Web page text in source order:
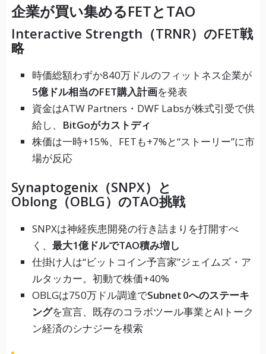
企業が買い集めるFETとTAO
Interactive Strength（TRNR）のFET戦
略
時価総額わずか840万ドルのフィットネス企業が
5億ドル相当のFET購入計画を発表
資金はATW Partners・DWF Labsが株式引受で供
給し、 BitGoがカストディ
株価は一時+15%、FETも+7%と“ストーリー”に市
場が反応
Synaptogenix（SNPX）と
Oblong（OBLG）のTAO挑戦
SNPXは神経疾患開発の行き詰まりを打開すべ
く、 最大1億ドルでTAO積み増し
仕掛け人は“ビットコイン予言家”ジェイムズ・ア
ルタッカー。初動で株価+40%
OBLGは750万ドル調達でSubnet 0へのステーキ
ングを宣言、既存のコラボツール事業とAIトーク
ン経済のシナジーを模索